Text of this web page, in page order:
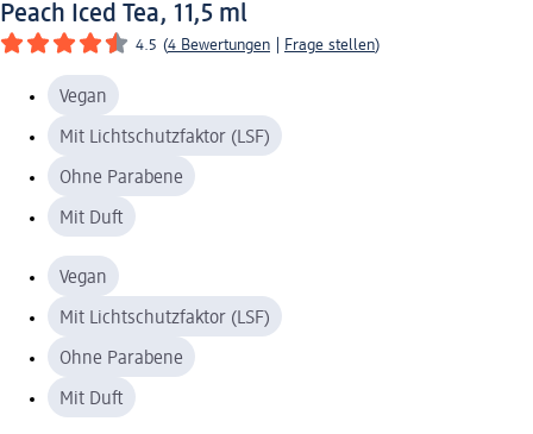
Peach Iced Tea, 11,5 ml
4.5 (4 Bewertungen Frage stellen)
Vegan
Mit Lichtschutzfaktor (LSF)
Ohne Parabene
Mit Duft
Vegan
Mit Lichtschutzfaktor (LSF)
Ohne Parabene
Mit Duft